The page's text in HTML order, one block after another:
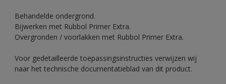
Behandelde ondergrond.
Bijwerken met Rubbol Primer Extra.
Overgronden / voorlakken met Rubbol Primer Extra.
Voor gedetailleerde toepassingsinstructies verwijzen wij
naar het technische documentatieblad van dit product.